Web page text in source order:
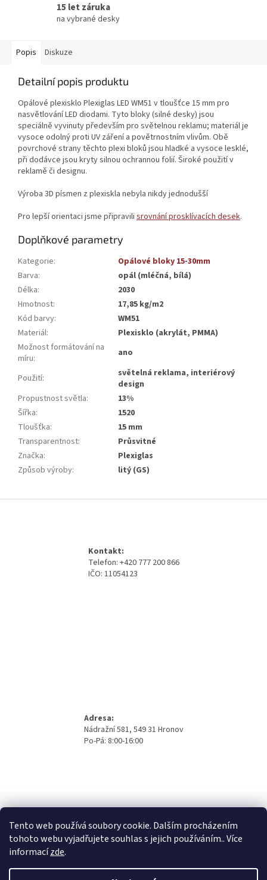
Tento web používá soubory cookie. Dalším procházením
tohoto webu vyjadřujete souhlas s jejich používáním.. Více
informacízde.
15 let záruka
na vybrané desky
Popis Diskuze
Detailní popis produktu
Opálové plexisklo Plexiglas LED WM51 v tloušťce 15 mm pro
nasvětlování LED diodami. Tyto bloky (silné desky) jsou
speciálně vyvinuty především pro světelnou reklamu; materiál je
vysoce odolný proti UV záření a povětrnostním vlivům. Obě
povrchové strany těchto plexi bloků jsou hladké a vysoce lesklé,
při dodávce jsou kryty silnou ochrannou folií. Široké použití v
reklamě či designu.
Výroba 3D písmen z plexiskla nebyla nikdy jednodušší
Pro lepší orientaci jsme připravili srovnání prosklívacích desek.
Doplňkové parametry
Kategorie:
Opálové bloky 15-30mm
Barva:
opál (mléčná, bílá)
Délka:
2030
Hmotnost:
17,85 kg/m2
Kód barvy:
WM51
Materiál:
Plexisklo (akrylát, PMMA)
Možnost formátování na
míru: ano
Použití:
světelná reklama, interiérový
design
Propustnost světla:
13%
Šířka:
1520
Tloušťka:
15 mm
Transparentnost:
Průsvitné
Značka:
Plexiglas
Způsob výroby: litý (GS)
Kontakt:
Telefon: +420 777 200 866
IČO: 11054123
Adresa:
Nádražní 581, 549 31 Hronov
Po-Pá: 8:00-16:00